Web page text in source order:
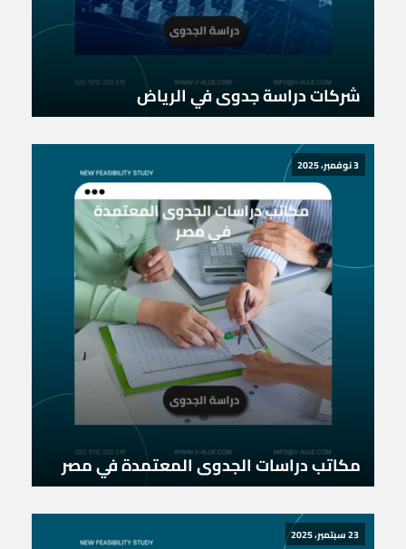
شركات دراسة جدوى في الرياض
3 نوفمبر، 2025
مكاتب دراسات الجدوى المعتمدة في مصر
23 سبتمبر، 2025